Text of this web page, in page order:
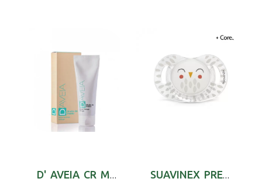
D' AVEIA CR MUDA FRALDA 75ML SUAVINEX PREMIUM CHUP ANAT SILIC 18M+